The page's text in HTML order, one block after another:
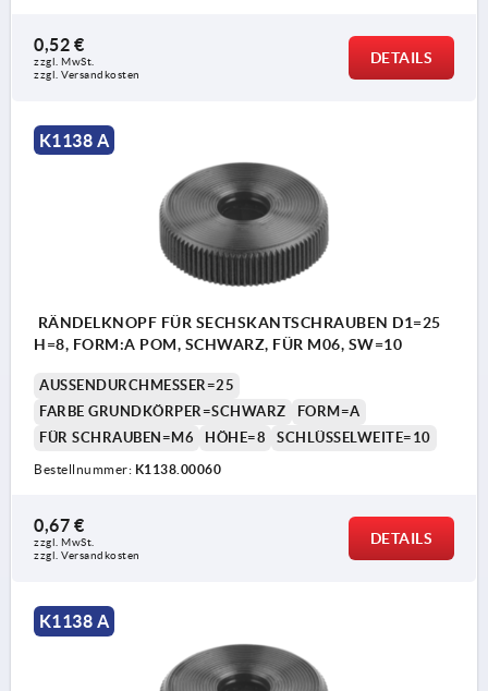
0,52 €
zzgl. MwSt.
zzgl. Versandkosten
DETAILS
K1138 A
RÄNDELKNOPF FÜR SECHSKANTSCHRAUBEN D1=25
H=8, FORM:A POM, SCHWARZ, FÜR M06, SW=10
AUSSENDURCHMESSER=25
FARBE GRUNDKÖRPER=SCHWARZ
FORM=A
FÜR SCHRAUBEN=M6
HÖHE=8 SCHLÜSSELWEITE=10
Bestellnummer: K1138.00060
0,67 €
zzgl. MwSt.
zzgl. Versandkosten
DETAILS
K1138 A